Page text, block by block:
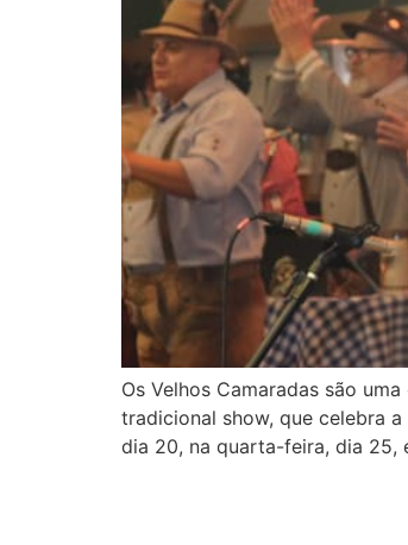
Os Velhos Camaradas são
tradicional show, que celebra
dia 20, na quarta-feira, dia